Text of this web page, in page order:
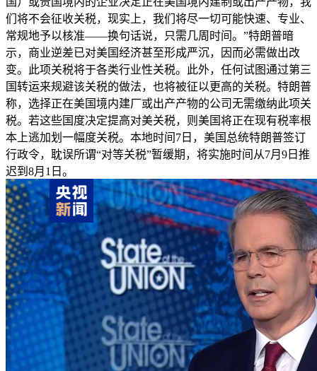
们将不会征收关税，现实上，我们将尽一切可能快速、专业、
常规地予以核准——换句话说，只需几周时间。”特朗普暗
示，商业逆差已对美国经济甚至形成严沉，因而必需做出改
变。此项关税将于各类行业性关税。此外，任何试图通过第三
国转运来规避该关税的做法，也将被征以更高的关税。特朗普
称，选择正在美国境内建厂或出产产物的公司无需缴纳此项关
税。若这些国度决定提高对美关税，则美国将正在现有税率根
本上逃加划一幅度关税。本地时间7日，美国总统特朗普签订
行政令，耽误所谓“对等关税”暂缓期，将实施时间从7月9日推
迟到8月1日。